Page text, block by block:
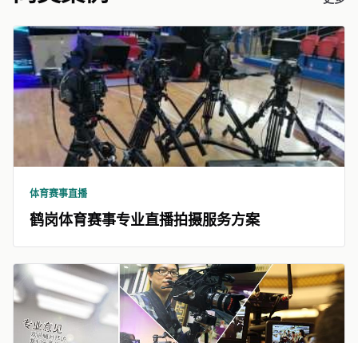
体育赛事直播
鹤岗体育赛事专业直播拍摄服务方案